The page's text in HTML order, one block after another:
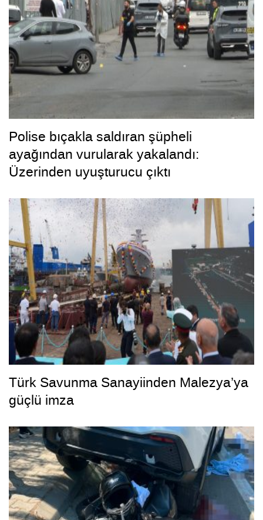
Polise bıçakla saldıran şüpheli
ayağından vurularak yakalandı:
Üzerinden uyuşturucu çıktı
Türk Savunma Sanayiinden Malezya’ya
güçlü imza